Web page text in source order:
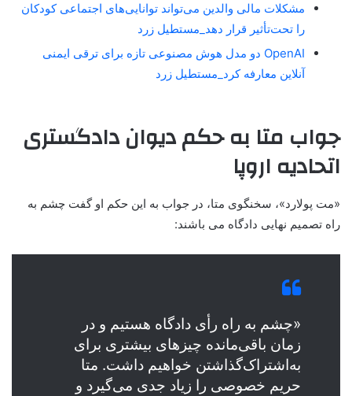
مشکلات مالی والدین می‌تواند توانایی‌های اجتماعی کودکان
را تحت‌تأثیر قرار دهد_مستطیل زرد
OpenAI دو مدل هوش مصنوعی تازه برای ترقی ایمنی
آنلاین معارفه کرد_مستطیل زرد
جواب متا به حکم دیوان دادگستری
اتحادیه اروپا
«مت پولارد»، سخنگوی متا، در جواب به این حکم او گفت چشم به
راه تصمیم نهایی دادگاه می باشند:
«چشم به راه رأی دادگاه هستیم و در
زمان باقی‌مانده چیزهای بیشتری برای
به‌اشتراک‌گذاشتن خواهیم داشت. متا
حریم خصوصی را زیاد جدی می‌گیرد و